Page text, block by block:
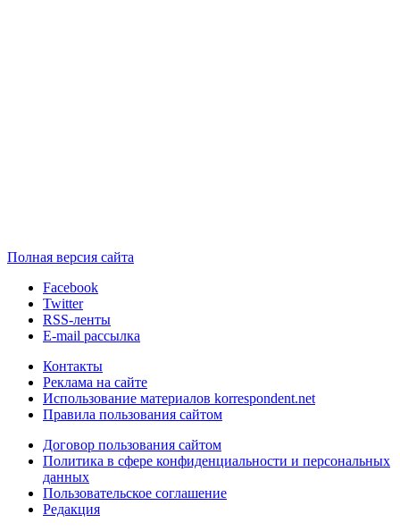
Полная версия сайта
Facebook
Twitter
RSS-ленты
E-mail рассылка
Контакты
Реклама на сайте
Использование материалов korrespondent.net
Правила пользования сайтом
Договор пользования сайтом
Политика в сфере конфиденциальности и персональных
данных
Пользовательское соглашение
Редакция